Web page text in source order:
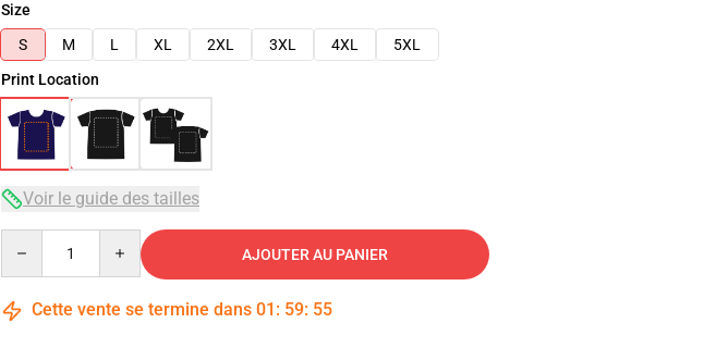
Size
S
M L XL 2XL 3XL 4XL
5XL
Print Location
Voir le guide des tailles
AJOUTER AU PANIER
Cette vente se termine dans 01 : 59: 54